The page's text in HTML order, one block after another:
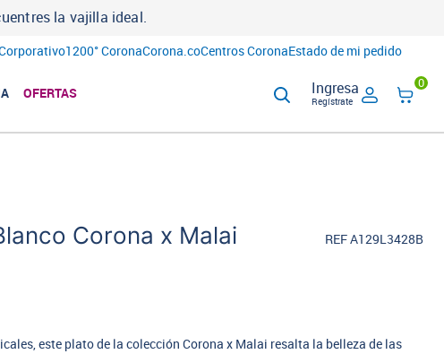
la vajilla ideal.
1200° CoronaCorona.coCentros CoronaEstado de mi pedido
OFERTAS Ingresa
Regístrate
0
Corona x Malai
REF A129L3428B
este plato de la colección Corona x Malai resalta la belleza de las